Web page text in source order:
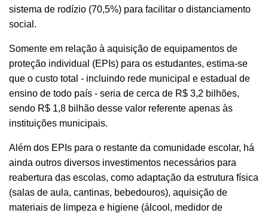
sistema de rodízio (70,5%) para facilitar o distanciamento
social.
Somente em relação à aquisição de equipamentos de
proteção individual (EPIs) para os estudantes, estima-se
que o custo total - incluindo rede municipal e estadual de
ensino de todo país - seria de cerca de R$ 3,2 bilhões,
sendo R$ 1,8 bilhão desse valor referente apenas às
instituições municipais.
Além dos EPIs para o restante da comunidade escolar, há
ainda outros diversos investimentos necessários para
reabertura das escolas, como adaptação da estrutura física
(salas de aula, cantinas, bebedouros), aquisição de
materiais de limpeza e higiene (álcool, medidor de